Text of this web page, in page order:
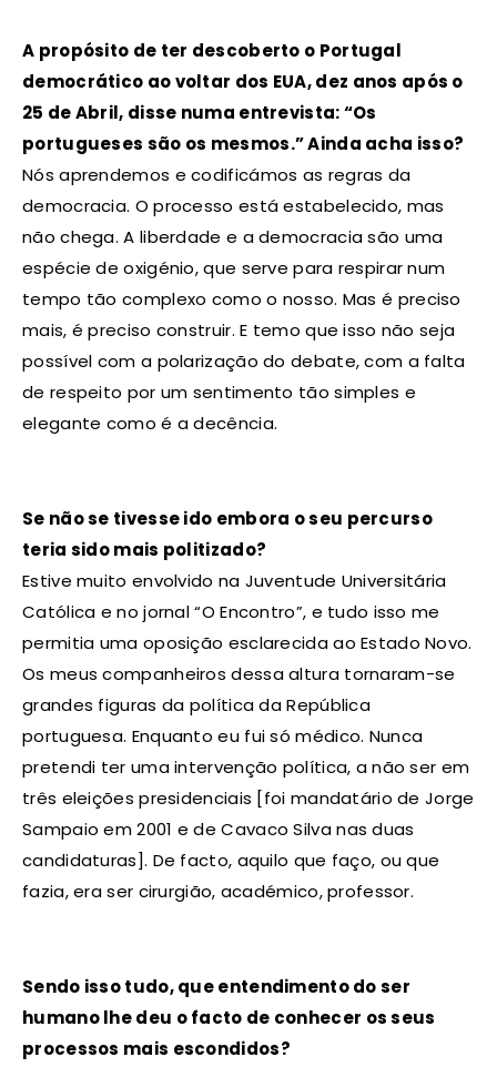
A propósito de ter descoberto o Portugal
democrático ao voltar dos EUA, dez anos após o
25 de Abril, disse numa entrevista: “Os
portugueses são os mesmos.” Ainda acha isso?
Nós aprendemos e codificámos as regras da
democracia. O processo está estabelecido, mas
não chega. A liberdade e a democracia são uma
espécie de oxigénio, que serve para respirar num
tempo tão complexo como o nosso. Mas é preciso
mais, é preciso construir. E temo que isso não seja
possível com a polarização do debate, com a falta
de respeito por um sentimento tão simples e
elegante como é a decência.
Se não se tivesse ido embora o seu percurso
teria sido mais politizado?
Estive muito envolvido na Juventude Universitária
Católica e no jornal “O Encontro”, e tudo isso me
permitia uma oposição esclarecida ao Estado Novo.
Os meus companheiros dessa altura tornaram-se
grandes figuras da política da República
portuguesa. Enquanto eu fui só médico. Nunca
pretendi ter uma intervenção política, a não ser em
três eleições presidenciais [foi mandatário de Jorge
Sampaio em 2001 e de Cavaco Silva nas duas
candidaturas]. De facto, aquilo que faço, ou que
fazia, era ser cirurgião, académico, professor.
Sendo isso tudo, que entendimento do ser
humano lhe deu o facto de conhecer os seus
processos mais escondidos?